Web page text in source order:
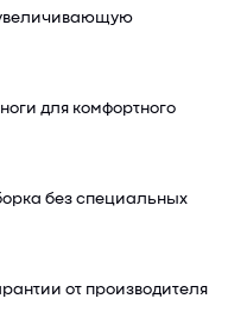
для комфортного
без специальных
от производителя